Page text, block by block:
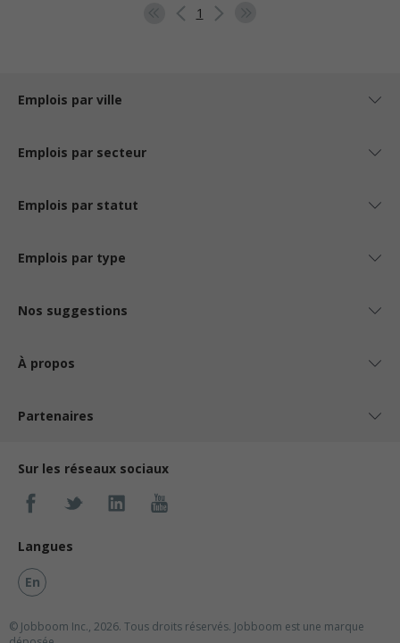
1
Emplois par ville
Emplois par secteur
Emplois par statut
Emplois par type
Nos suggestions
À propos
Partenaires
Sur les réseaux sociaux
Langues
En
© Jobboom Inc., 2026. Tous droits réservés. Jobboom est une marque